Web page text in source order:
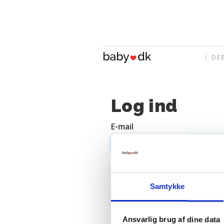
Samtykke
Ansvarlig brug af dine data
Log ind
E-mail